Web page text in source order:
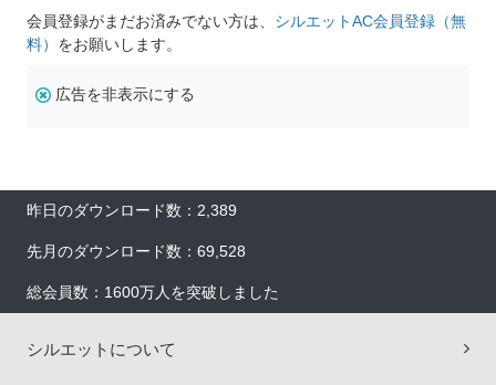
会員登録がまだお済みでない方は、 シルエットAC会員登録（無
料） をお願いします。
広告を非表示にする
昨日のダウンロード数：2,389
先月のダウンロード数：69,528
総会員数：1600万人を突破しました
シルエットについて